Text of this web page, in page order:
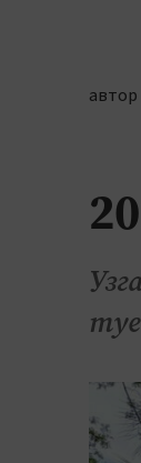
автор